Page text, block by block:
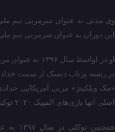
وی مدتی به عنوان سرمربی تیم
این دوران به عنوان سرمربی تیم
او در اواسط
در رشته پرتاب دیسک از سمت
«مک ویلکینز» مربی آمریکایی
اصلی آنها بازی‌های المپیک ۲۰۲۰ توکیو بود.